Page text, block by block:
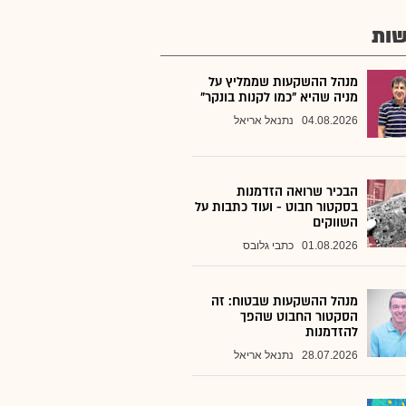
מנהל ההשקעות שממליץ על
מניה שהיא "כמו לקנות בונקר"
04.08.2026 נתנאל אריאל
הבכיר שרואה הזדמנות
בסקטור חבוט - ועוד כתבות על
השווקים
01.08.2026 כתבי גלובס
מנהל ההשקעות שבטוח: זה
הסקטור החבוט שהפך
להזדמנות
28.07.2026 נתנאל אריאל